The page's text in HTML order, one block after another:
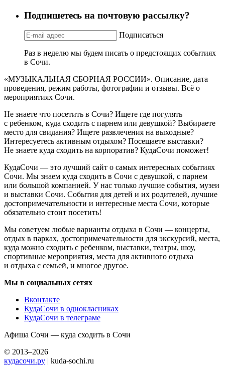
Подпишетесь на почтовую рассылку?
Подписаться
Раз в неделю мы будем писать о предстоящих событиях
в Сочи.
«МУЗЫКАЛЬНАЯ СБОРНАЯ РОССИИ». Описание, дата
проведения, режим работы, фотографии и отзывы. Всё о
мероприятиях Сочи.
Не знаете что посетить в Сочи? Ищете где погулять
с ребенком, куда сходить с парнем или девушкой? Выбираете
место для свидания? Ищете развлечения на выходные?
Интересуетесь активным отдыхом? Посещаете выставки?
Не знаете куда сходить на корпоратив? КудаСочи поможет!
КудаСочи — это лучший сайт о самых интересных событиях
Сочи. Мы знаем куда сходить в Сочи с девушкой, с парнем
или большой компанией. У нас только лучшие события, музеи
и выставки Сочи. События для детей и их родителей, лучшие
достопримечательности и интересные места Сочи, которые
обязательно стоит посетить!
Мы советуем любые варианты отдыха в Сочи — концерты,
отдых в парках, достопримечательности для экскурсий, места,
куда можно сходить с ребенком, выставки, театры, шоу,
спортивные мероприятия, места для активного отдыха
и отдыха с семьей, и многое другое.
Мы в социальных сетях
Вконтакте
КудаСочи в однокласниках
КудаСочи в телеграме
Афиша Сочи — куда сходить в Сочи
© 2013–2026
кудасочи.ру | kuda-sochi.ru